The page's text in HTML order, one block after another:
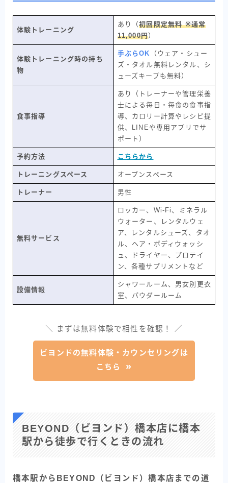
体験トレーニング
あり（初回限定無料 ※通常
11,000円）
体験トレーニング時の持ち
物
手ぶらOK （ウェア・シュー
ズ・タオル無料レンタル、シ
ューズキープも無料）
食事指導
あり（トレーナーや管理栄養
士による毎日・毎食の食事指
導、カロリー計算やレシピ提
供、LINEや専用アプリでサ
ポート）
予約方法 こちらから
トレーニングスペース オープンスペース
トレーナー 男性
無料サービス
ロッカー、Wi-Fi、ミネラル
ウォーター、レンタルウェ
ア、レンタルシューズ、タオ
ル、ヘア・ボディウォッシ
ュ、ドライヤー、プロテイ
ン、各種サプリメントなど
設備情報
シャワールーム、男女別更衣
室、パウダールーム
＼ まずは無料体験で相性を確認！ ／
ビヨンドの無料体験・カウンセリングは
こちら
BEYOND（ビヨンド）橋本店に橋本
駅から徒歩で行くときの流れ
橋本駅からBEYOND（ビヨンド）橋本店までの道